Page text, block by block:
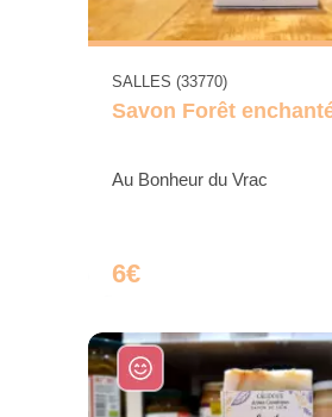
SALLES (33770)
Savon Forêt
Au Bonheur du Vrac
6€